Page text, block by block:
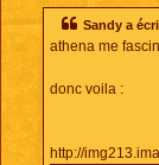
Sandy a
athena me
donc voila :
http://